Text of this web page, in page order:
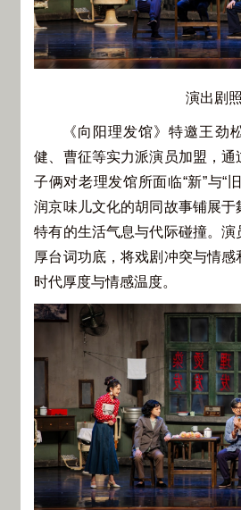
演出剧照
《向阳理发馆》特邀王劲
健、曹征等实力派演员加盟，通
子俩对老理发馆所面临“新”与“
润京味儿文化的胡同故事铺展
特有的生活气息与代际碰撞。演
厚台词功底，将戏剧冲突与情
时代厚度与情感温度。